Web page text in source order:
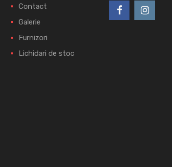
Contact
Galerie
Furnizori
Lichidari de stoc